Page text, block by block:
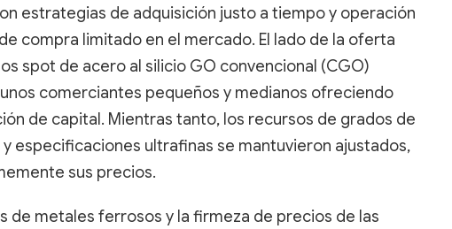
estrategias de adquisición justo a tiempo y operación
compra limitado en el mercado. El lado de la oferta
spot de acero al silicio GO convencional (CGO)
comerciantes pequeños y medianos ofreciendo
de capital. Mientras tanto, los recursos de grados de
especificaciones ultrafinas se mantuvieron ajustados,
sus precios.
de metales ferrosos y la firmeza de precios de las